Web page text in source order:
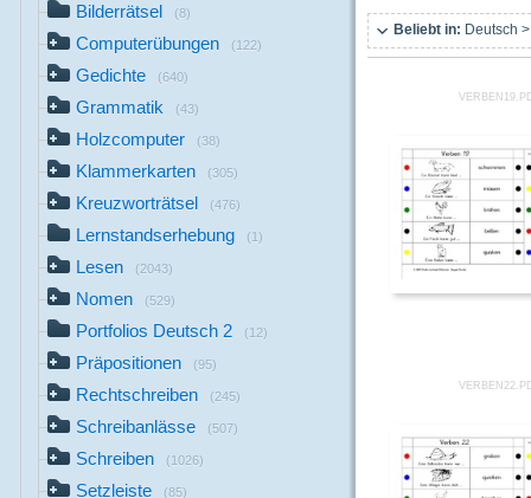
Bilderrätsel (8)
Computerübungen (122)
Gedichte (640)
Grammatik (43)
Holzcomputer (38)
Klammerkarten (305)
Kreuzworträtsel (476)
Lernstandserhebung (1)
Lesen (2043)
Nomen (529)
Portfolios Deutsch 2 (12)
Präpositionen (95)
Rechtschreiben (245)
Schreibanlässe (507)
Schreiben (1026)
Setzleiste (85)
Beliebt in: Deutsch